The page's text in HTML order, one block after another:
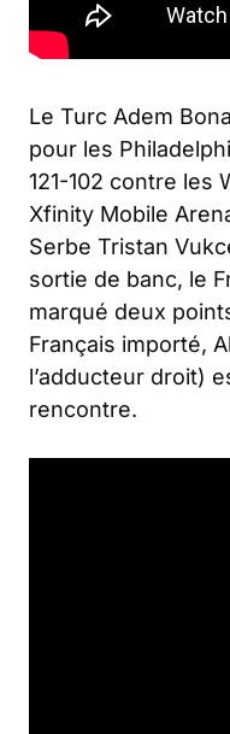
Le Turc Adem
pour les
121-102 contre les
Xfinity Mobile
Serbe Tristan
sortie de banc, le
marqué deux
Français importé,
l’adducteur droit)
rencontre.